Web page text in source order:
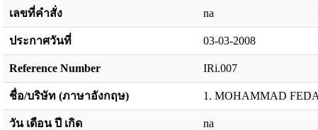
เลขที่คำสั่ง na
ประกาศวันที่ 03-03-2008
Reference Number IRi.007
ชื่อ/บริษัท (ภาษาอังกฤษ) 1. MOHAMMAD
วัน เดือน ปี เกิด na